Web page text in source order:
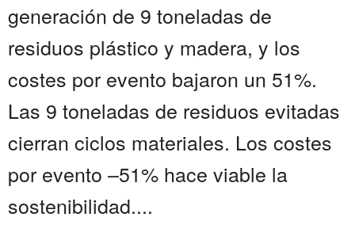
generación de 9 toneladas de
residuos plástico y madera, y los
costes por evento bajaron un 51%.
Las 9 toneladas de residuos evitadas
cierran ciclos materiales. Los costes
por evento –51% hace viable la
sostenibilidad....